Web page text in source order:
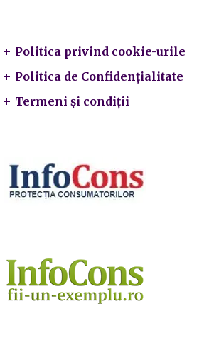
Politica privind cookie-urile
Politica de Confidențialitate
Termeni și condiții